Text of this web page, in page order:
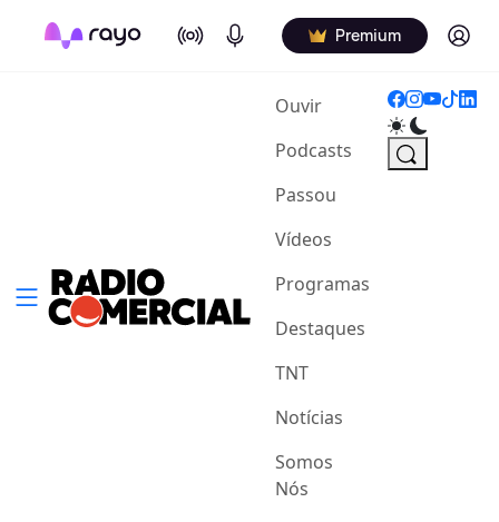
On Air Podcasts Premium Log in
Ouvir(current)
Podcasts
Passou
Vídeos
Programas
Destaques
TNT
Notícias
Somos
Nós